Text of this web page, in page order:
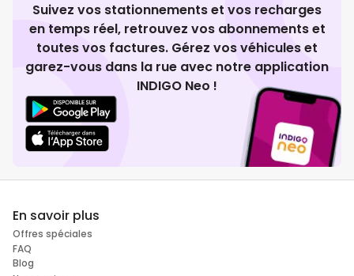
Suivez vos stationnements et vos recharges
en temps réel, retrouvez vos abonnements et
toutes vos factures. Gérez vos véhicules et
garez-vous dans la rue avec notre application
INDIGO Neo !
En savoir plus
Offres spéciales
FAQ
Blog